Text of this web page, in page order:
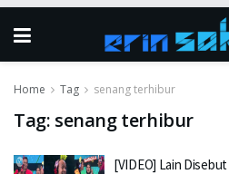
Home Tag senang terhibur
Tag: senang terhibur
[VIDEO] Lain